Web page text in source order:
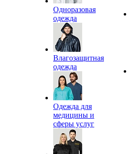
Одноразовая
одежда
Влагозащитная
одежда
Одежда для
медицины и
сферы услуг